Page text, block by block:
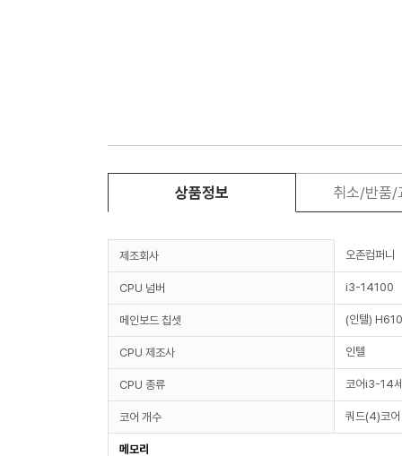
상품정보 취소/반품/
제조회사 오존컴퍼니
CPU 넘버 i3-14100
메인보드 칩셋 (인텔) H610
CPU 제조사 인텔
CPU 종류 코어i3-14
코어 개수 쿼드(4)코어
메모리